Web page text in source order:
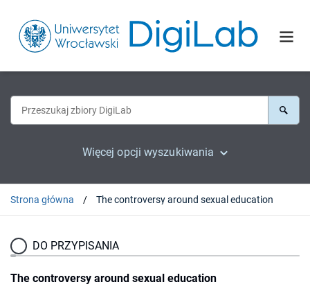
Więcej opcji wyszukiwania
Strona główna The controversy around sexual education
DO PRZYPISANIA
The controversy around sexual education